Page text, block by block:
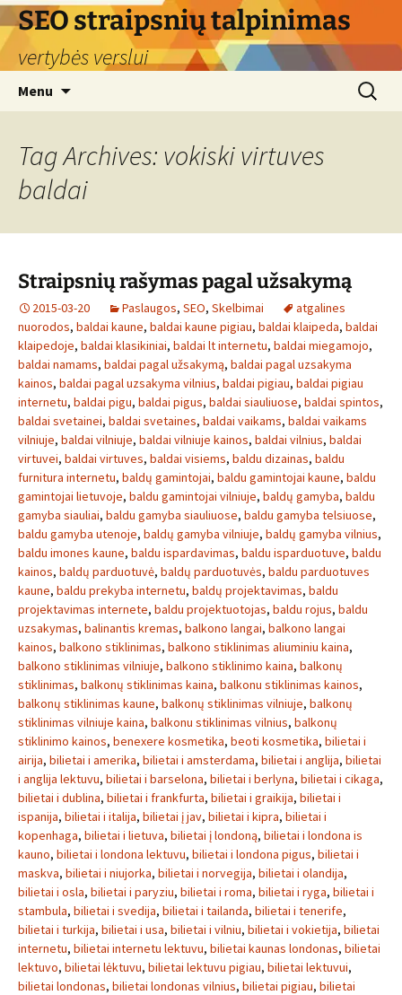
Skip
to
content
SEO straipsnių talpinimas
vertybės verslui
Menu
Search
for:
Tag Archives: vokiski virtuves
baldai
Straipsnių rašymas pagal užsakymą
2015-03-20 Paslaugos, SEO, Skelbimai
atgalines
nuorodos, baldai kaune, baldai kaune pigiau, baldai klaipeda, baldai
klaipedoje, baldai klasikiniai, baldai lt internetu, baldai miegamojo,
baldai namams, baldai pagal užsakymą, baldai pagal uzsakyma
kainos, baldai pagal uzsakyma vilnius, baldai pigiau, baldai pigiau
internetu, baldai pigu, baldai pigus, baldai siauliuose, baldai spintos,
baldai svetainei, baldai svetaines, baldai vaikams, baldai vaikams
vilniuje, baldai vilniuje, baldai vilniuje kainos, baldai vilnius, baldai
virtuvei, baldai virtuves, baldai visiems, baldu dizainas, baldu
furnitura internetu, baldų gamintojai, baldu gamintojai kaune, baldu
gamintojai lietuvoje, baldu gamintojai vilniuje, baldų gamyba, baldu
gamyba siauliai, baldu gamyba siauliuose, baldu gamyba telsiuose,
baldu gamyba utenoje, baldų gamyba vilniuje, baldų gamyba vilnius,
baldu imones kaune, baldu ispardavimas, baldu isparduotuve, baldu
kainos, baldų parduotuvė, baldų parduotuvės, baldu parduotuves
kaune, baldu prekyba internetu, baldų projektavimas, baldu
projektavimas internete, baldu projektuotojas, baldu rojus, baldu
uzsakymas, balinantis kremas, balkono langai, balkono langai
kainos, balkono stiklinimas, balkono stiklinimas aliuminiu kaina,
balkono stiklinimas vilniuje, balkono stiklinimo kaina, balkonų
stiklinimas, balkonų stiklinimas kaina, balkonu stiklinimas kainos,
balkonų stiklinimas kaune, balkonų stiklinimas vilniuje, balkonų
stiklinimas vilniuje kaina, balkonu stiklinimas vilnius, balkonų
stiklinimo kainos, benexere kosmetika, beoti kosmetika, bilietai i
airija, bilietai i amerika, bilietai i amsterdama, bilietai i anglija, bilietai
i anglija lektuvu, bilietai i barselona, bilietai i berlyna, bilietai i cikaga,
bilietai i dublina, bilietai i frankfurta, bilietai i graikija, bilietai i
ispanija, bilietai i italija, bilietai į jav, bilietai i kipra, bilietai i
kopenhaga, bilietai i lietuva, bilietai į londoną, bilietai i londona is
kauno, bilietai i londona lektuvu, bilietai i londona pigus, bilietai i
maskva, bilietai i niujorka, bilietai i norvegija, bilietai i olandija,
bilietai i osla, bilietai i paryziu, bilietai i roma, bilietai i ryga, bilietai i
stambula, bilietai i svedija, bilietai i tailanda, bilietai i tenerife,
bilietai i turkija, bilietai i usa, bilietai i vilniu, bilietai i vokietija, bilietai
internetu, bilietai internetu lektuvu, bilietai kaunas londonas, bilietai
lektuvo, bilietai lėktuvu, bilietai lektuvu pigiau, bilietai lektuvui,
bilietai londonas, bilietai londonas vilnius, bilietai pigiau, bilietai